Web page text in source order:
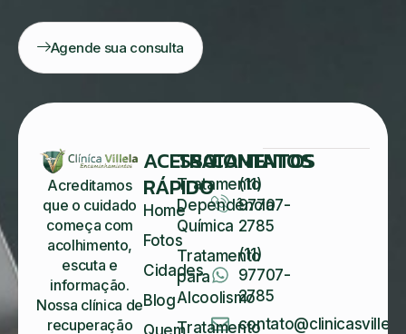
Agende sua consulta
Acreditamos
que o cuidado
começa com
acolhimento,
escuta e
informação.
Nossa clínica de
recuperação
ACESSO
RÁPIDO
Home
Fotos
Cidades
Blog
Quem
TRATAMENTOS
Tratamento
Dependência
Química
Tratamento
para
Alcoolismo
Tratamento
CONTATOS
(11)
97707-
2785
(11)
97707-
2785